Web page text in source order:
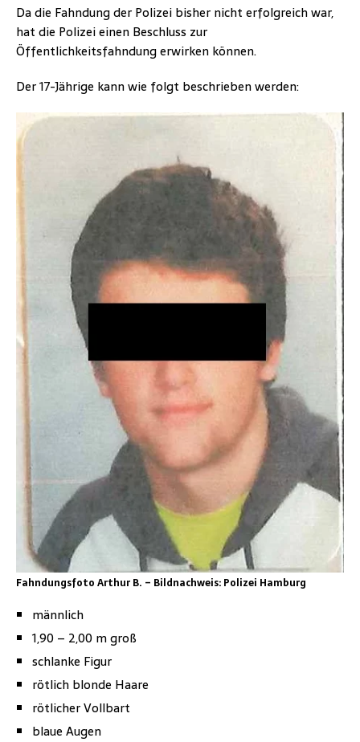
Da die Fahndung der Polizei bisher nicht erfolgreich war,
hat die Polizei einen Beschluss zur
Öffentlichkeitsfahndung erwirken können.
Der 17-Jährige kann wie folgt beschrieben werden:
Fahndungsfoto Arthur B. – Bildnachweis: Polizei Hamburg
männlich
1,90 – 2,00 m groß
schlanke Figur
rötlich blonde Haare
rötlicher Vollbart
blaue Augen